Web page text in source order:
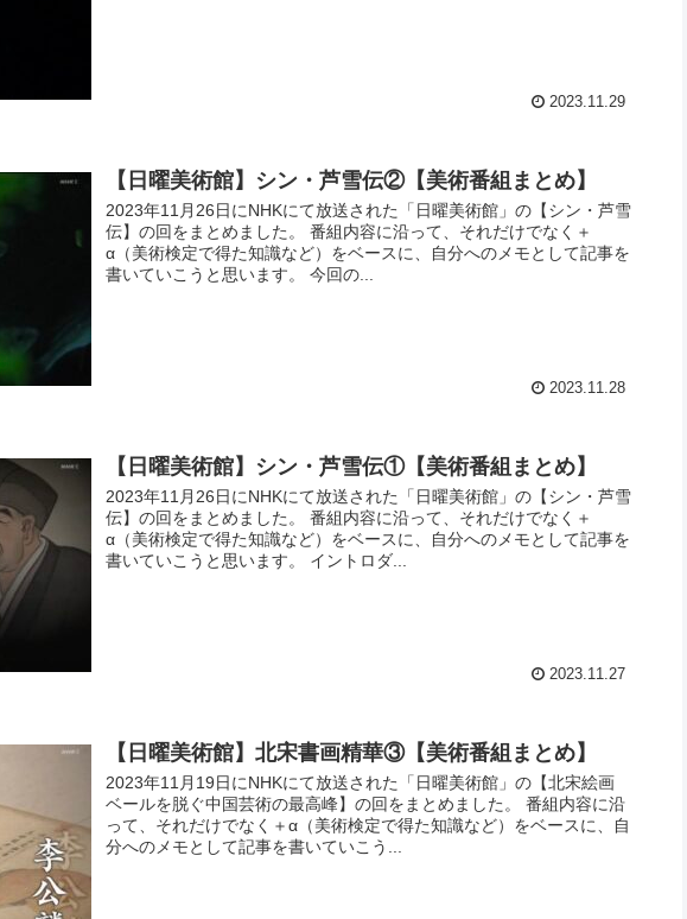
2023.11.29
【日曜美術館】シン・芦雪伝②【美術番組まとめ】
2023年11月26日にNHKにて放送された「日曜美術館」の【シン・芦雪
伝】の回をまとめました。 番組内容に沿って、それだけでなく＋
α（美術検定で得た知識など）をベースに、自分へのメモとして記事を
書いていこうと思います。 今回の...
2023.11.28
【日曜美術館】シン・芦雪伝①【美術番組まとめ】
2023年11月26日にNHKにて放送された「日曜美術館」の【シン・芦雪
伝】の回をまとめました。 番組内容に沿って、それだけでなく＋
α（美術検定で得た知識など）をベースに、自分へのメモとして記事を
書いていこうと思います。 イントロダ...
2023.11.27
【日曜美術館】北宋書画精華③【美術番組まとめ】
2023年11月19日にNHKにて放送された「日曜美術館」の【北宋絵画
ベールを脱ぐ中国芸術の最高峰】の回をまとめました。 番組内容に沿
って、それだけでなく＋α（美術検定で得た知識など）をベースに、自
分へのメモとして記事を書いていこう...